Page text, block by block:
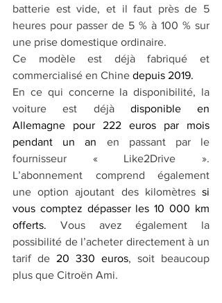
batterie est vide, et il faut près de 5
heures pour passer de 5 % à 100 % sur
une prise domestique ordinaire.
Ce modèle est déjà fabriqué et
commercialisé en Chine depuis 2019.
En ce qui concerne la disponibilité, la
voiture est déjà disponible en
Allemagne pour 222 euros par mois
pendant un an en passant par le
fournisseur « Like2Drive ».
L’abonnement comprend également
une option ajoutant des kilomètres si
vous comptez dépasser les 10 000 km
offerts. Vous avez également la
possibilité de l’acheter directement à un
tarif de 20 330 euros, soit beaucoup
plus que Citroën Ami.